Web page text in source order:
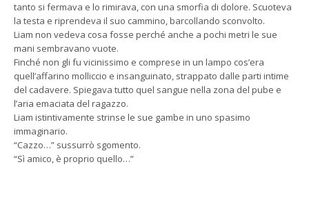
tanto si fermava e lo rimirava, con una smorfia di dolore. Scuoteva
la testa e riprendeva il suo cammino, barcollando sconvolto.
Liam non vedeva cosa fosse perché anche a pochi metri le sue
mani sembravano vuote.
Finché non gli fu vicinissimo e comprese in un lampo cos’era
quell’affarino molliccio e insanguinato, strappato dalle parti intime
del cadavere. Spiegava tutto quel sangue nella zona del pube e
l’aria emaciata del ragazzo.
Liam istintivamente strinse le sue gambe in uno spasimo
immaginario.
“Cazzo…” sussurrò sgomento.
“Sì amico, è proprio quello…”